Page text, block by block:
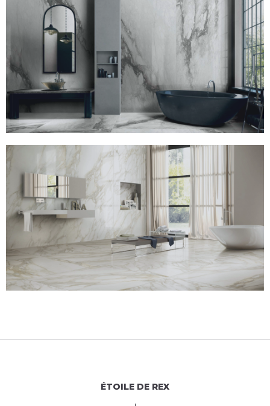
ÉTOILE DE REX